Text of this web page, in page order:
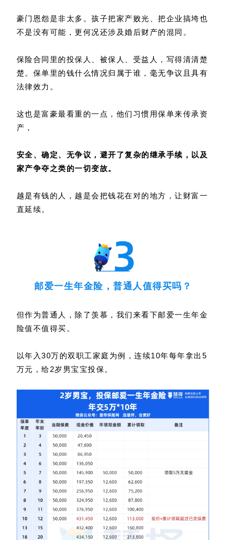
豪门恩怨是非太多。孩子把家产败光、把企业搞垮也
不是没有可能，更何况还涉及婚后财产的混同。
保险合同里的投保人、被保人、受益人，写得清清楚
楚。保单里的钱什么情况归属于谁，毫无争议且具有
法律效力。
这也是富豪最看重的一点，他们习惯用保单来传承资
产，
安全、确定、无争议，避开了复杂的继承手续，以及
家产争夺之类的一切变故。
越是有钱的人，越是会把钱花在对的地方，让财富一
直延续。
邮爱一生年金险，普通人值得买吗？
但作为普通人，除了羡慕，我们来看下邮爱一生年金
险值不值得买。
以年入30万的双职工家庭为例，连续10年每年拿出5
万元，给2岁男宝宝投保。